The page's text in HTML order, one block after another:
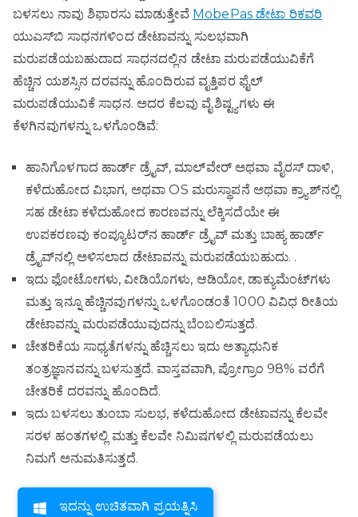
ಬಳಸಲು ನಾವು ಶಿಫಾರಸು ಮಾಡುತ್ತೇವೆ MobePas ಡೇಟಾ ರಿಕವರಿ
ಯುಎಸ್‌ಬಿ ಸಾಧನಗಳಿಂದ ಡೇಟಾವನ್ನು ಸುಲಭವಾಗಿ
ಮರುಪಡೆಯಬಹುದಾದ ಸಾಧನದಲ್ಲಿನ ಡೇಟಾ ಮರುಪಡೆಯುವಿಕೆಗೆ
ಹೆಚ್ಚಿನ ಯಶಸ್ಸಿನ ದರವನ್ನು ಹೊಂದಿರುವ ವೃತ್ತಿಪರ ಫೈಲ್
ಮರುಪಡೆಯುವಿಕೆ ಸಾಧನ. ಅದರ ಕೆಲವು ವೈಶಿಷ್ಟ್ಯಗಳು ಈ
ಕೆಳಗಿನವುಗಳನ್ನು ಒಳಗೊಂಡಿವೆ:
ಹಾನಿಗೊಳಗಾದ ಹಾರ್ಡ್ ಡ್ರೈವ್, ಮಾಲ್‌ವೇರ್ ಅಥವಾ ವೈರಸ್ ದಾಳಿ,
ಕಳೆದುಹೋದ ವಿಭಾಗ, ಅಥವಾ OS ಮರುಸ್ಥಾಪನೆ ಅಥವಾ ಕ್ರ್ಯಾಶ್‌ನಲ್ಲಿ
ಸಹ ಡೇಟಾ ಕಳೆದುಹೋದ ಕಾರಣವನ್ನು ಲೆಕ್ಕಿಸದೆಯೇ ಈ
ಉಪಕರಣವು ಕಂಪ್ಯೂಟರ್‌ನ ಹಾರ್ಡ್ ಡ್ರೈವ್ ಮತ್ತು ಬಾಹ್ಯ ಹಾರ್ಡ್
ಡ್ರೈವ್‌ನಲ್ಲಿ ಅಳಿಸಲಾದ ಡೇಟಾವನ್ನು ಮರುಪಡೆಯಬಹುದು. .
ಇದು ಫೋಟೋಗಳು, ವೀಡಿಯೊಗಳು, ಆಡಿಯೋ, ಡಾಕ್ಯುಮೆಂಟ್‌ಗಳು
ಮತ್ತು ಇನ್ನೂ ಹೆಚ್ಚಿನವುಗಳನ್ನು ಒಳಗೊಂಡಂತೆ 1000 ವಿವಿಧ ರೀತಿಯ
ಡೇಟಾವನ್ನು ಮರುಪಡೆಯುವುದನ್ನು ಬೆಂಬಲಿಸುತ್ತದೆ.
ಚೇತರಿಕೆಯ ಸಾಧ್ಯತೆಗಳನ್ನು ಹೆಚ್ಚಿಸಲು ಇದು ಅತ್ಯಾಧುನಿಕ
ತಂತ್ರಜ್ಞಾನವನ್ನು ಬಳಸುತ್ತದೆ. ವಾಸ್ತವವಾಗಿ, ಪ್ರೋಗ್ರಾಂ 98% ವರೆಗೆ
ಚೇತರಿಕೆ ದರವನ್ನು ಹೊಂದಿದೆ.
ಇದು ಬಳಸಲು ತುಂಬಾ ಸುಲಭ, ಕಳೆದುಹೋದ ಡೇಟಾವನ್ನು ಕೆಲವೇ
ಸರಳ ಹಂತಗಳಲ್ಲಿ ಮತ್ತು ಕೆಲವೇ ನಿಮಿಷಗಳಲ್ಲಿ ಮರುಪಡೆಯಲು
ನಿಮಗೆ ಅನುಮತಿಸುತ್ತದೆ.
ಇದನ್ನು ಉಚಿತವಾಗಿ ಪ್ರಯತ್ನಿಸಿ